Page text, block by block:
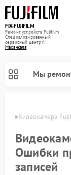
FIX-FUJIFILM
Ремонт устройств Fujifilm
Специализированный
cервисный центр г.
Махачкала
Мы
Видеокамера
Ошибки
записей